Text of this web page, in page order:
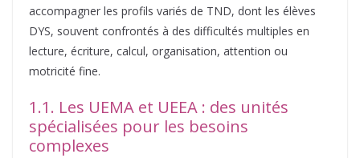
accompagner les profils variés de TND, dont les élèves
DYS, souvent confrontés à des difficultés multiples en
lecture, écriture, calcul, organisation, attention ou
motricité fine.
1.1. Les UEMA et UEEA : des unités
spécialisées pour les besoins
complexes